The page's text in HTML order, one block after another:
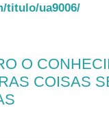
titulo/ua9006/
O
COISAS